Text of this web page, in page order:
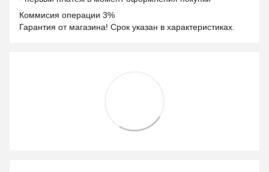
Коммисия операции 3%
Гарантия от магазина! Срок указан в характеристиках.